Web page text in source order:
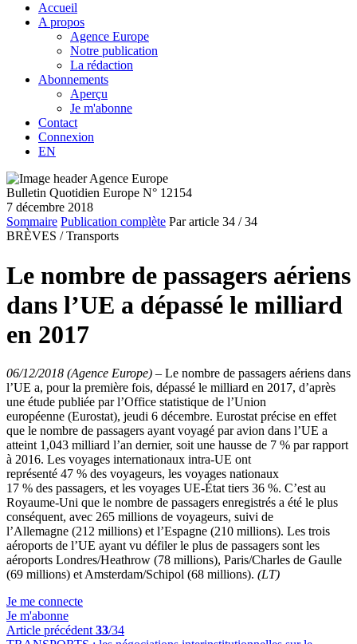
Accueil
A propos
Agence Europe
Notre publication
La rédaction
Abonnements
Aperçu
Je m'abonne
Contact
Connexion
EN
Bulletin Quotidien Europe N° 12154
7 décembre 2018
Sommaire Publication complète Par article 34 / 34
BRÈVES / Transports
Le nombre de passagers aériens
dans l’UE a dépassé le milliard
en 2017
06/12/2018 (Agence Europe) – Le nombre de passagers aériens dans
l’UE a, pour la première fois, dépassé le milliard en 2017, d’après
une étude publiée par l’Office statistique de l’Union
européenne (Eurostat), jeudi 6 décembre. Eurostat précise en effet
que le nombre de passagers ayant voyagé par avion dans l’UE a
atteint 1,043 milliard l’an dernier, soit une hausse de 7 % par rapport
à 2016. Les voyages internationaux intra-UE ont
représenté 47 % des voyageurs, les voyages nationaux
17 % des passagers, et les voyages UE-État tiers 36 %. C’est au
Royaume-Uni que le nombre de passagers enregistrés a été le plus
conséquent, avec 265 millions de voyageurs, suivi de
l’Allemagne (212 millions) et l’Espagne (210 millions). Les trois
aéroports de l’UE ayant vu défiler le plus de passagers sont les
aéroports Londres/Heathrow (78 millions), Paris/Charles de Gaulle
(69 millions) et Amsterdam/Schipol (68 millions). (LT)
Je me connecte
Je m'abonne
Article précédent 33/34